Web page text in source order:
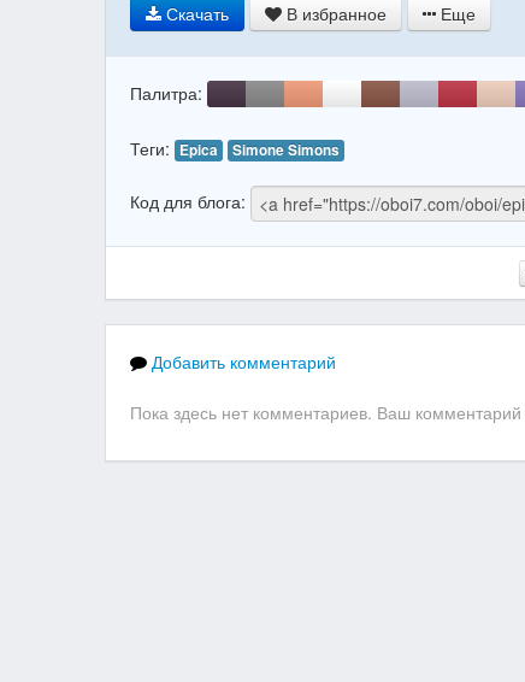
Скачать В избранное Еще
Палитра:
Теги: Epica Simone Simons
Код для блога:
Добавить комментарий
Пока здесь нет комментариев. Ваш